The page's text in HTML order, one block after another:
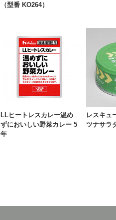
（型番 KO264）
LLヒートレスカレー温め
ずにおいしい野菜カレー 5
年
レスキュ
ツナサラ